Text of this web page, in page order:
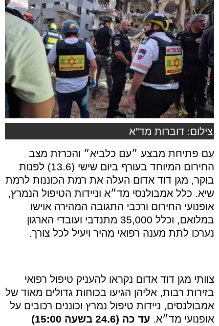
צילום: דוברות מד"א
עם פתיחת מבצע ״עם כלביא״ והכרזת מצב
החירום המיוחד בעורף ביום שישי (13.6) לפנות
בוקר, מגן דוד אדום העלה את רמת הכוננות לרמת
שיא. כלל אמבולנסי מד״א וניידות הטיפול הנמרץ,
אופנועי החירום ורכבי התגובה המהירה אוישו
במלואם, וכלל 35,000 מתנדבי ועובדי הארגון
נערכו לתת מענה רפואי מהיר ויעיל לכל צורך.
צוותי מגן דוד אדום נקראו להעניק טיפול רפואי
בזירות רבות, אליהן הגיעו בכוחות גדולים מאוד של
אמבולנסים, ניידות טיפול נמרץ וכוננים רכובים על
אופנועי מד״א.
עד כה (24.6 בשעה 15:00)